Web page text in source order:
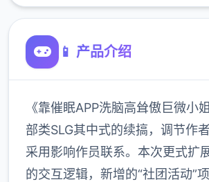
📱 产品介绍
《靠催眠APP洗脑高耸傲巨微小
部类SLG其中式的续搞，调节作
采用影响作员联系。本次更式扩
的交互逻辑，新增的“社团活动”